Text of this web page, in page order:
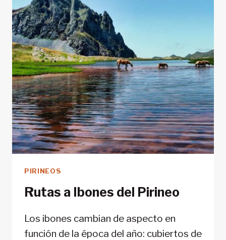
PARA
DISFRUTAR
DE
LA
NATURALEZA
PIRINEOS
Rutas a Ibones del Pirineo
Los ibones cambian de aspecto en
función de la época del año: cubiertos de